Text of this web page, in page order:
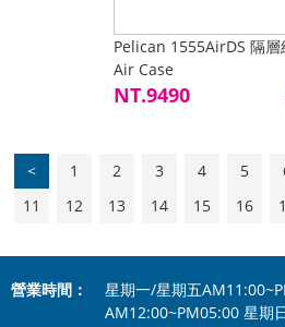
Pelican 1555AirDS 隔
Air Case
NT.9490
< 1 2 3 4 5
11
12 13 14 15 16
營業時間：
星期一/星期五
AM12:00~PM05:00 星期